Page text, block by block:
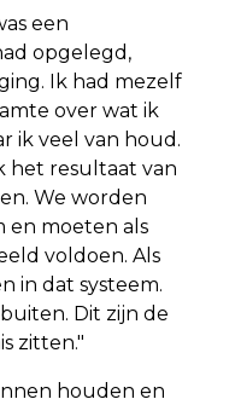
een
opgelegd,
Ik had mezelf
over wat ik
ik veel van houd.
het resultaat van
We worden
en moeten als
voldoen. Als
in dat systeem.
Dit zijn de
zitten."
houden en